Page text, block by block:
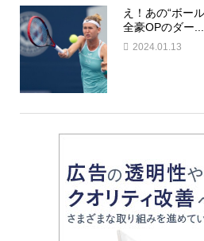
え！あの“ボー
全豪OPのダー...
2024.01.13